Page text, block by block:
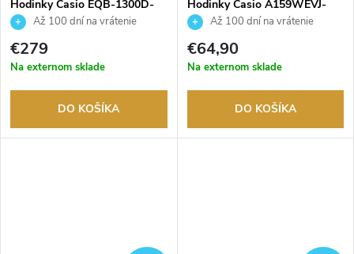
Hodinky Casio EQB-1300D-
2AEFAž 100 dní na vrátenie
tovaru. Autorizovaný predajca.
€279
Na externom sklade
DO KOŠÍKA
Hodinky Casio A159WEVJ-
2ER Až 100 dní na vrátenie
tovaru. Autorizovaný predajca.
€64,90
Na externom sklade
DO KOŠÍKA